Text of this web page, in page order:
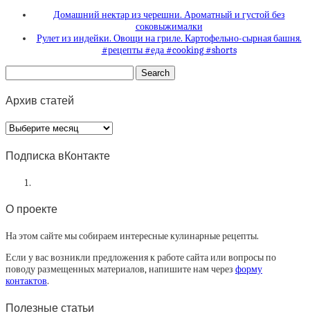
Домашний нектар из черешни. Ароматный и густой без
соковыжималки
Рулет из индейки. Овощи на гриле. Картофельно-сырная башня.
#рецепты #еда #cooking #shorts
Архив статей
Архив
статей
Подписка вКонтакте
О проекте
На этом сайте мы собираем интересные кулинарные рецепты.
Если у вас возникли предложения к работе сайта или вопросы по
поводу размещенных материалов, напишите нам через форму
контактов.
Полезные статьи